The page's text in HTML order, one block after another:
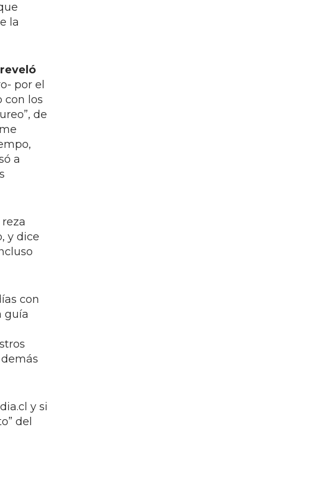
la
por el
con los
de
a
y dice
con
guía
y si
del